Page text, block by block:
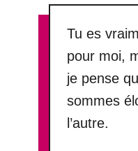
Tu es
pour moi,
je pense
sommes
l’autre.